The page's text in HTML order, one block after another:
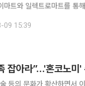
마트와 일렉트로마트를 통
를 출시하며 가전 PB 라
09 15:39
잡아라”…'혼코노미'
등의 문화가 확산하면서